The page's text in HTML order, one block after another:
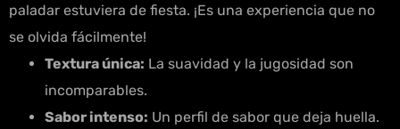
paladar estuviera de fiesta. ¡Es una experiencia que no
se olvida fácilmente!
Textura única: La suavidad y la jugosidad son
incomparables.
Sabor intenso: Un perfil de sabor que deja huella.